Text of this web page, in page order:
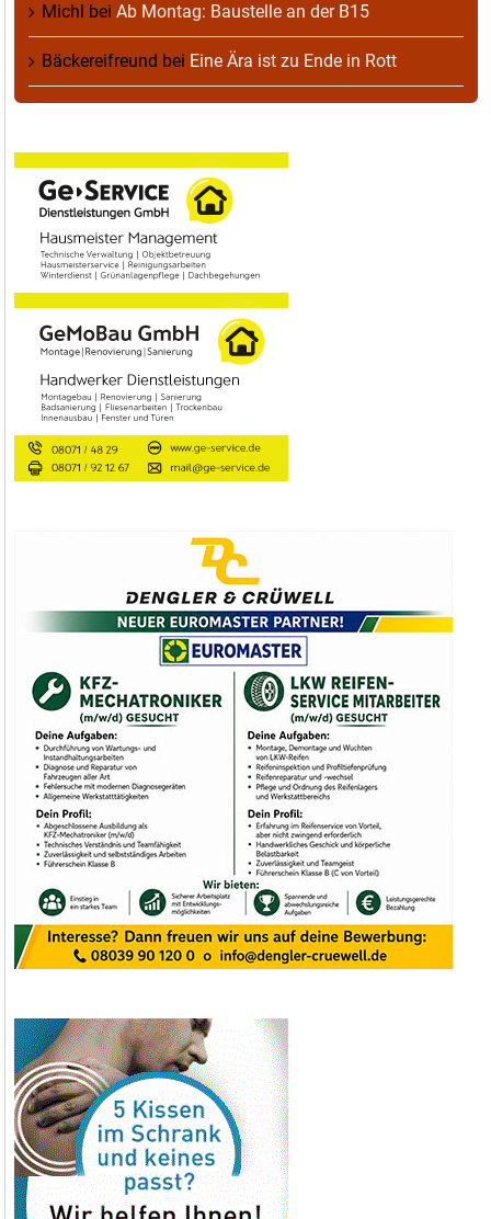
Michl bei Ab Montag: Baustelle an der B15
Bäckereifreund bei Eine Ära ist zu Ende in Rott